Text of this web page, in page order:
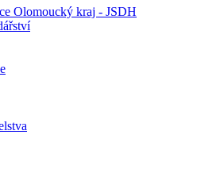
Olomoucký kraj - JSDH